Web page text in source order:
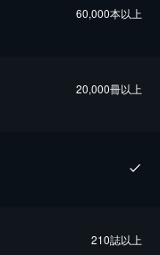
60,000本以上
20,000冊以上
210誌以上